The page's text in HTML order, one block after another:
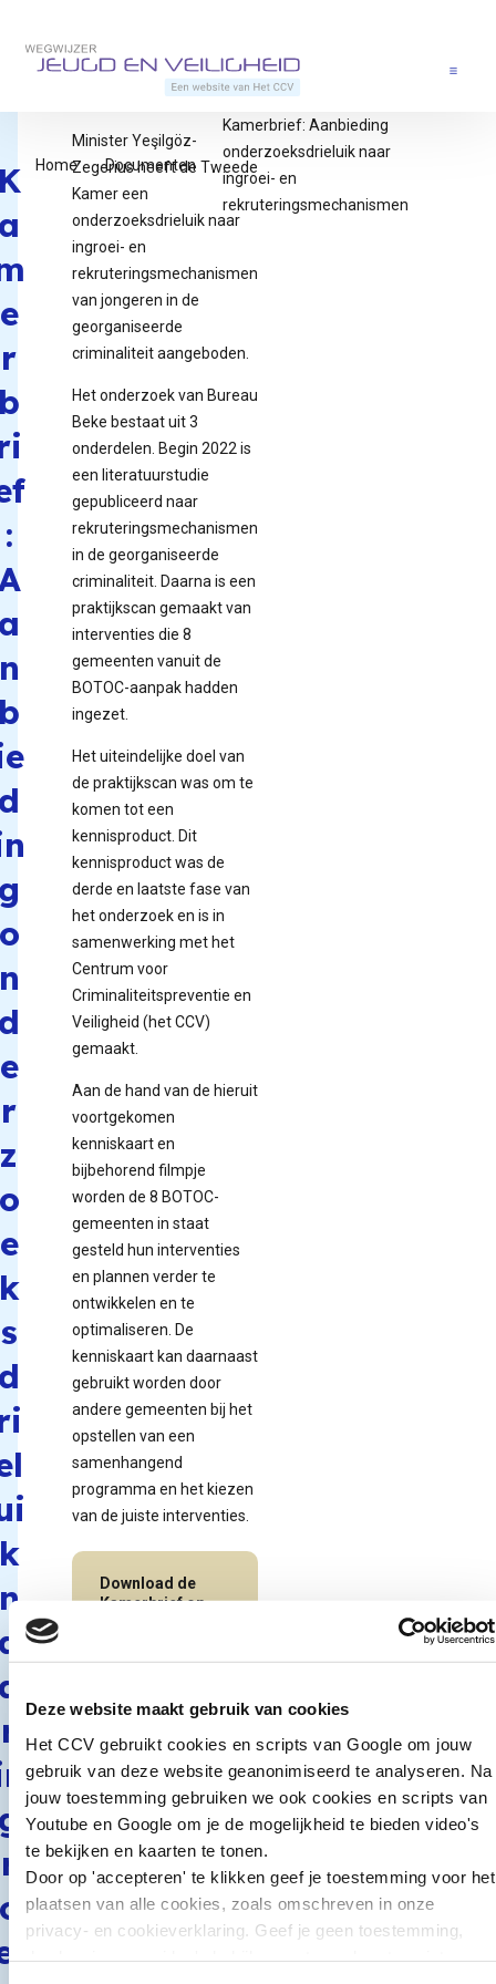
Deze website maakt gebruik van cookies
Het CCV gebruikt cookies en scripts van Google om jouw
gebruik van deze website geanonimiseerd te analyseren. Na
jouw toestemming gebruiken we ook cookies en scripts van
Youtube en Google om je de mogelijkheid te bieden video's
te bekijken en kaarten te tonen.
Door op 'accepteren' te klikken geef je toestemming voor het
plaatsen van alle cookies, zoals omschreven in onze
privacy- en cookieverklaring. Geef je geen toestemming,
Terug naar de startpagina
e
r
:
e
r
z
e
s
r
r
Home Documenten
Kamerbrief: Aanbieding
onderzoeksdrieluik naar
ingroei- en
rekruteringsmechanismen
Minister Yeşilgöz-
Zegerius heeft de Tweede
Kamer een
onderzoeksdrieluik naar
ingroei- en
rekruteringsmechanismen
van jongeren in de
georganiseerde
criminaliteit aangeboden.
Het onderzoek van Bureau
Beke bestaat uit 3
onderdelen. Begin 2022 is
een literatuurstudie
gepubliceerd naar
rekruteringsmechanismen
in de georganiseerde
criminaliteit. Daarna is een
praktijkscan gemaakt van
interventies die 8
gemeenten vanuit de
BOTOC-aanpak hadden
ingezet.
Het uiteindelijke doel van
de praktijkscan was om te
komen tot een
kennisproduct. Dit
kennisproduct was de
derde en laatste fase van
het onderzoek en is in
samenwerking met het
Centrum voor
Criminaliteitspreventie en
Veiligheid (het CCV)
gemaakt.
Aan de hand van de hieruit
voortgekomen
kenniskaart en
bijbehorend filmpje
worden de 8 BOTOC-
gemeenten in staat
gesteld hun interventies
en plannen verder te
ontwikkelen en te
optimaliseren. De
kenniskaart kan daarnaast
gebruikt worden door
andere gemeenten bij het
opstellen van een
samenhangend
programma en het kiezen
van de juiste interventies.
Download de
Kamerbrief op
Naar